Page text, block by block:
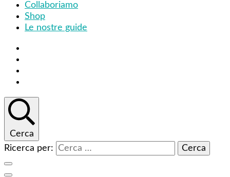
Collaboriamo
Shop
Le nostre guide
Cerca
Ricerca per: